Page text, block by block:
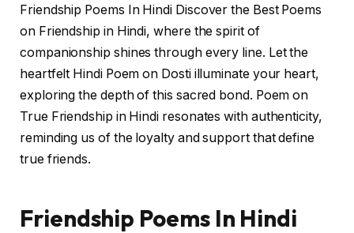
Friendship Poems In Hindi Discover the Best Poems
on Friendship in Hindi, where the spirit of
companionship shines through every line. Let the
heartfelt Hindi Poem on Dosti illuminate your heart,
exploring the depth of this sacred bond. Poem on
True Friendship in Hindi resonates with authenticity,
reminding us of the loyalty and support that define
true friends.
Friendship Poems In Hindi